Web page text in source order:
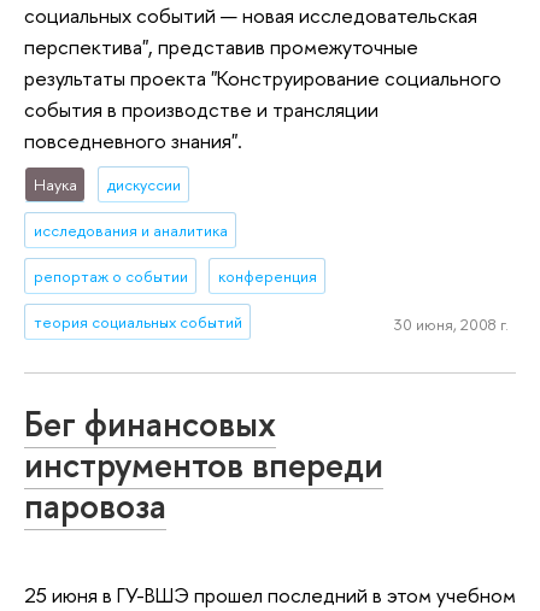
социальных событий — новая исследовательская
перспектива", представив промежуточные
результаты проекта "Конструирование социального
события в производстве и трансляции
повседневного знания".
Наука дискуссии
исследования и аналитика
репортаж о событии конференция
теория социальных событий 30 июня, 2008 г.
Бег финансовых
инструментов впереди
паровоза
25 июня в ГУ-ВШЭ прошел последний в этом учебном